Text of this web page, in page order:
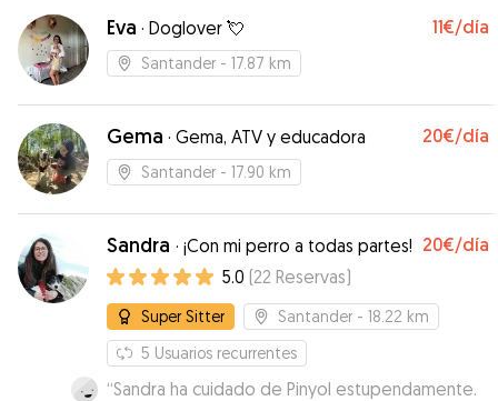
Eva · Doglover 💘 11€/día
Santander - 17.87 km
Gema · Gema, ATV y educadora 20€/día
Santander - 17.90 km
Sandra · ¡Con mi perro a todas partes! 20€/día
5.0 (22 Reservas)
Super Sitter Santander - 18.22 km
5 Usuarios recurrentes
“Sandra ha cuidado de Pinyol estupendamente.